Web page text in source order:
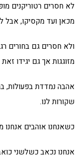
לא חסרים רטוריקנים
מכאן ועד מקסיקו, אבל
ולא חסרים גם בחורים
מזוגגות אך גם יגידו
אהבה נמדדת בפעולות,
שקורות לנו.
כשאנחנו אוהבים אנחנו
אנחנו נכאב כשלשני